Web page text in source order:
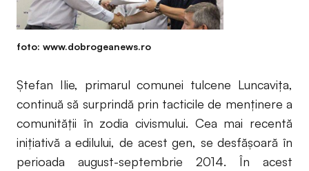
foto: www.dobrogeanews.ro
Ștefan Ilie, primarul comunei tulcene Luncavița,
continuă să surprindă prin tacticile de menținere a
comunității în zodia civismului. Cea mai recentă
inițiativă a edilului, de acest gen, se desfășoară în
perioada august-septembrie 2014. În acest